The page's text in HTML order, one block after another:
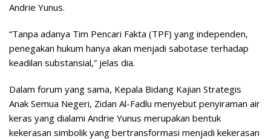
Andrie Yunus.
“Tanpa adanya Tim Pencari Fakta (TPF) yang independen,
penegakan hukum hanya akan menjadi sabotase terhadap
keadilan substansial,” jelas dia.
Dalam forum yang sama, Kepala Bidang Kajian Strategis
Anak Semua Negeri, Zidan Al-Fadlu menyebut penyiraman air
keras yang dialami Andrie Yunus merupakan bentuk
kekerasan simbolik yang bertransformasi menjadi kekerasan